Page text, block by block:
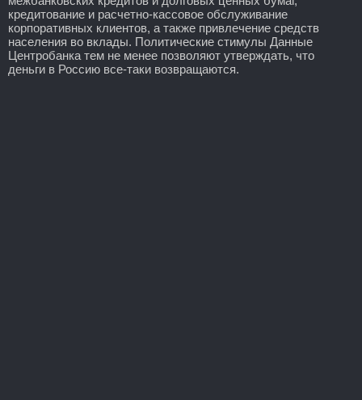
кредитование и расчетно-кассовое обслуживание
корпоративных клиентов, а также привлечение средств
населения во вклады. Политические стимулы Данные
Центробанка тем не менее позволяют утверждать, что
деньги в Россию все-таки возвращаются.